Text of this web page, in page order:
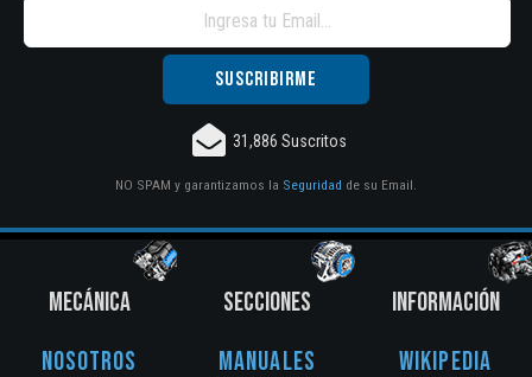
31,886 Suscritos
NO SPAM y garantizamos la Seguridad de su Email.
MECÁNICA
Nosotros
SECCIONES
Manuales
INFORMACIÓN
Wikipedia